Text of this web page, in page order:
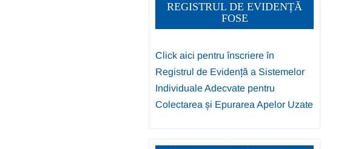
REGISTRUL DE EVIDENȚĂ
FOSE
Click aici pentru înscriere în
Registrul de Evidență a Sistemelor
Individuale Adecvate pentru
Colectarea și Epurarea Apelor Uzate